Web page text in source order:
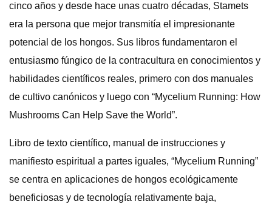
cinco años y desde hace unas cuatro décadas, Stamets
era la persona que mejor transmitía el impresionante
potencial de los hongos. Sus libros fundamentaron el
entusiasmo fúngico de la contracultura en conocimientos y
habilidades científicos reales, primero con dos manuales
de cultivo canónicos y luego con “Mycelium Running: How
Mushrooms Can Help Save the World”.
Libro de texto científico, manual de instrucciones y
manifiesto espiritual a partes iguales, “Mycelium Running”
se centra en aplicaciones de hongos ecológicamente
beneficiosas y de tecnología relativamente baja,